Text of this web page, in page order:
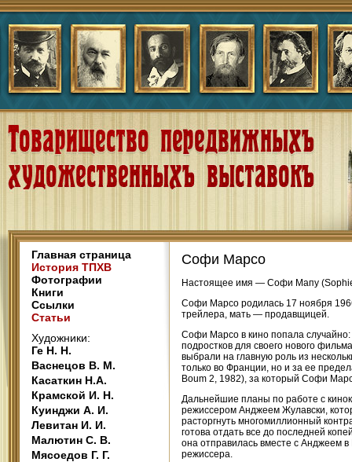
Главная страница
История ТПХВ
Фотографии
Книги
Ссылки
Статьи
Художники:
Ге Н. Н.
Васнецов В. М.
Касаткин Н.А.
Крамской И. Н.
Куинджи А. И.
Левитан И. И.
Малютин С. В.
Мясоедов Г. Г.
Софи Марсо
Настоящее имя — Софи Мапу
Софи Марсо родилась 17 ноября
трейлера, мать — продавщицей.
Софи Марсо в кино попала случайно:
подростков для своего нового
выбрали на главную роль из
только во Франции, но и за ее
Boum 2, 1982), за который Софи
Дальнейшие планы по работе с
режиссером Анджеем Жулавски,
расторгнуть многомиллионный
готова отдать все до последней
она отправилась вместе с Анджеем
режиссера.